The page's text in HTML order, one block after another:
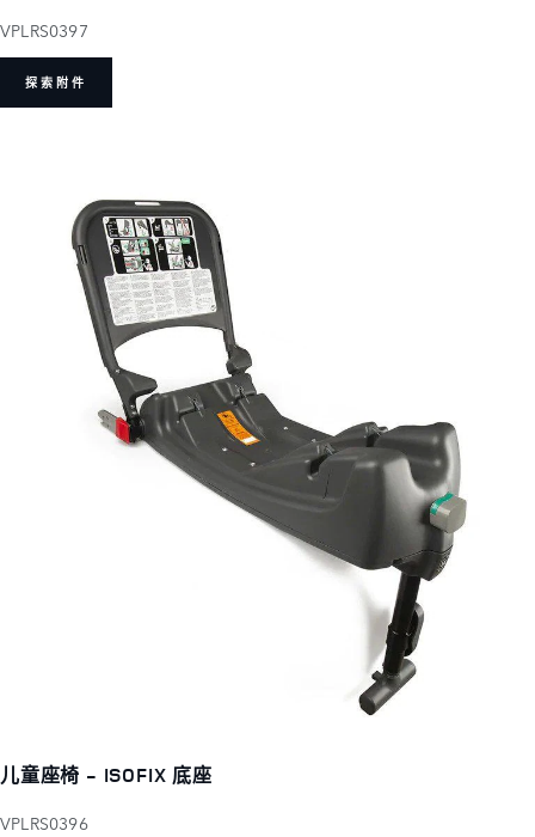
VPLRS0397
探索附件
儿童座椅 - ISOFIX 底座
VPLRS0396